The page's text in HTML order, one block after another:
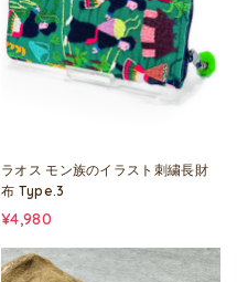
ラオス モン族のイラスト刺繍長財
布 Type.3
¥4,980